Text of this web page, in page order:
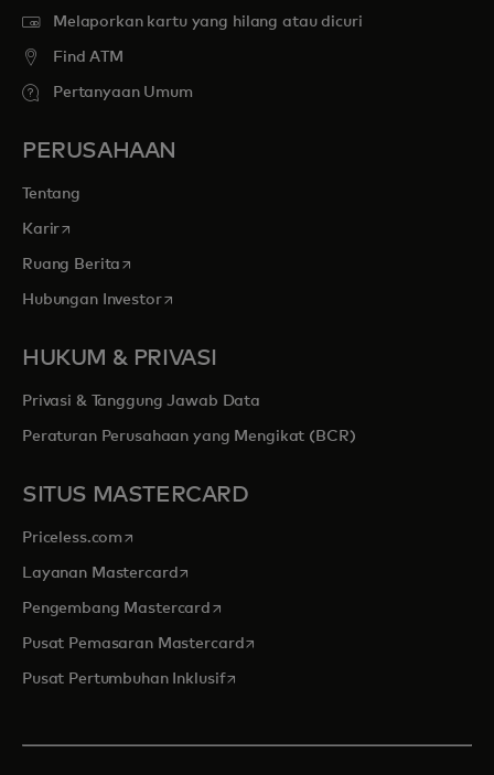
Melaporkan kartu yang hilang atau dicuri
Find ATM
Pertanyaan Umum
PERUSAHAAN
Tentang
Kariropens in a new tab
Ruang Berita opens in a new tab
Hubungan Investoropens in a new tab
HUKUM & PRIVASI
Privasi & Tanggung Jawab Data
Peraturan Perusahaan yang Mengikat (BCR)
SITUS MASTERCARD
Priceless.com opens in a new tab
Layanan Mastercardopens in a new tab
Pengembang Mastercard opens in a new tab
Pusat Pemasaran Mastercardopens in a new tab
Pusat Pertumbuhan Inklusifopens in a new tab